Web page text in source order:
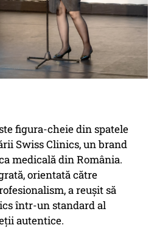
figura-cheie din spatele
Swiss Clinics, un brand
medicală din România.
orientată către
a reușit să
într-un standard al
autentice.